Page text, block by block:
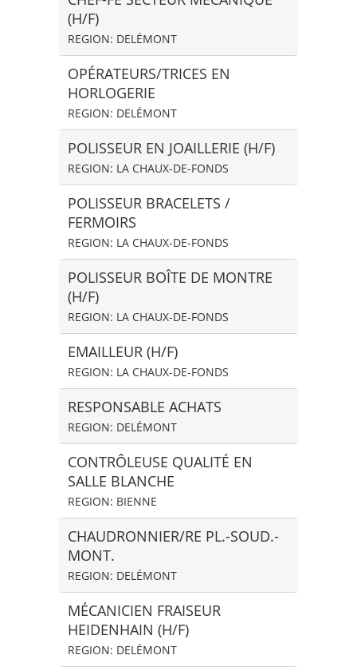
(H/F)
REGION: DELÉMONT
OPÉRATEURS/TRICES EN
HORLOGERIE
REGION: DELÉMONT
POLISSEUR EN JOAILLERIE (H/F)
REGION: LA CHAUX-DE-FONDS
POLISSEUR BRACELETS /
FERMOIRS
REGION: LA CHAUX-DE-FONDS
POLISSEUR BOÎTE DE MONTRE
(H/F)
REGION: LA CHAUX-DE-FONDS
EMAILLEUR (H/F)
REGION: LA CHAUX-DE-FONDS
RESPONSABLE ACHATS
REGION: DELÉMONT
CONTRÔLEUSE QUALITÉ EN
SALLE BLANCHE
REGION: BIENNE
CHAUDRONNIER/RE PL.-SOUD.-
MONT.
REGION: DELÉMONT
MÉCANICIEN FRAISEUR
HEIDENHAIN (H/F)
REGION: DELÉMONT